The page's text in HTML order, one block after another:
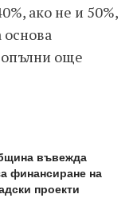
ако не и 50%,
още
въвежда
финансиране на
проекти